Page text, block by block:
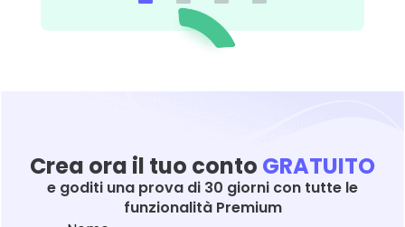
Crea ora il tuo conto GRATUITO
e goditi una prova di 30 giorni con tutte le
funzionalità Premium